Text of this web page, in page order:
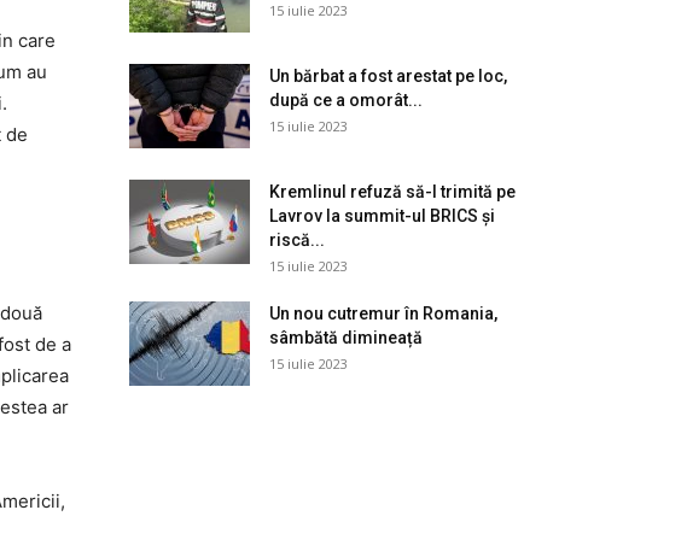
care
au
de
de a
ar
15 iulie 2023
Un bărbat a fost arestat pe loc,
după ce a omorât...
15 iulie 2023
Kremlinul refuză să-l trimită pe
Lavrov la summit-ul BRICS și
riscă...
15 iulie 2023
Un nou cutremur în Romania,
sâmbătă dimineață
15 iulie 2023